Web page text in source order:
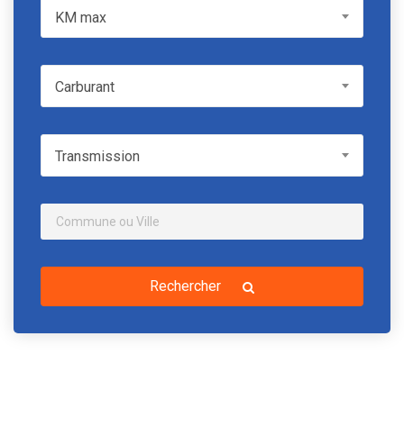
KM max
CarburantCarburant
TransmissionTransmission
Rechercher